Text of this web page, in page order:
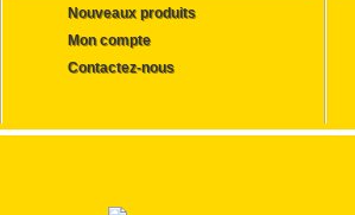
Nouveaux produits
Mon compte
Contactez-nous